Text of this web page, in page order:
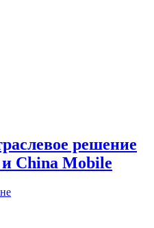
решение
China Mobile